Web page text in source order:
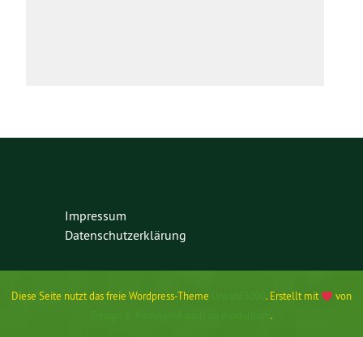
Impressum
Datenschutzerklärung
Diese Seite nutzt das freie Wordpress-Theme Urwahl3000. Erstellt mit
von
.